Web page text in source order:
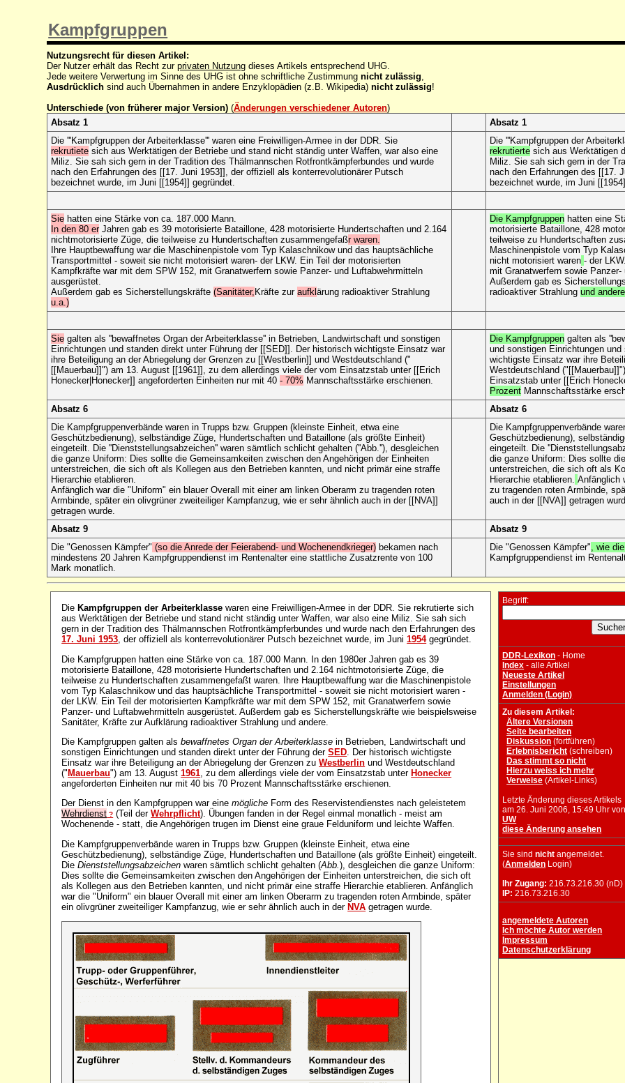
Kampfgruppen
Nutzungsrecht für diesen Artikel:
Der Nutzer erhält das Recht zurprivaten Nutzung dieses Artikels entsprechend UHG.
Jede weitere Verwertung im Sinne des UHG ist ohne schriftliche Zustimmungnicht zulässig
Ausdrücklich sind auch Übernahmen in andere Enzyklopädien (z.B. Wikipedia)nicht zulässig!
Unterschiede (von früherer major Version) (Änderungen verschiedener Autoren)
Absatz 1
Absatz 1
Die '''Kampfgruppen der Arbeiterklasse''' waren eine Freiwilligen-Armee in der DDR. Sie
rekrutiete sich aus Werktätigen der Betriebe und stand nicht ständig unter Waffen, war also eine
Miliz. Sie sah sich gern in der Tradition des Thälmannschen Rotfrontkämpferbundes und wurde
nach den Erfahrungen des [[17. Juni 1953]], der offiziell als konterrevolutionärer Putsch
bezeichnet wurde, im Juni [[1954]] gegründet.
Die '''Kampfgruppen der
rekrutierte sich aus Werktätigen
Miliz. Sie sah sich gern in der
nach den Erfahrungen des [[17.
bezeichnet wurde, im Juni
Sie hatten eine Stärke von ca. 187.000 Mann.
In den 80 erJahren gab es 39 motorisierte Bataillone, 428 motorisierte Hundertschaften und 2.164
nichtmotorisierte Züge, die teilweise zu Hundertschaften zusammengefaßr waren.
Ihre Hauptbewaffung war die Maschinenpistole vom Typ Kalaschnikow und das hauptsächliche
Transportmittel - soweit sie nicht motorisiert waren- der LKW. Ein Teil der motorisierten
Kampfkräfte war mit dem SPW 152, mit Granatwerfern sowie Panzer- und Luftabwehrmitteln
ausgerüstet.
Außerdem gab es Sicherstellungskräfte(Sanitäter, Kräfte zuraufklärung radioaktiver Strahlung
u.a.)
Die Kampfgruppen hatten eine
motorisierte Bataillone, 428
teilweise zu Hundertschaften
Maschinenpistole vom Typ
nicht motorisiert waren - der
mit Granatwerfern sowie
Außerdem gab es
radioaktiver Strahlungund
Sie galten als ''bewaffnetes Organ der Arbeiterklasse'' in Betrieben, Landwirtschaft und sonstigen
Einrichtungen und standen direkt unter Führung der [[SED]]. Der historisch wichtigste Einsatz war
ihre Beteiligung an der Abriegelung der Grenzen zu [[Westberlin]] und Westdeutschland ("
[[Mauerbau]]") am 13. August [[1961]], zu dem allerdings viele der vom Einsatzstab unter [[Erich
Honecker|Honecker]] angeforderten Einheiten nur mit 40- 70% Mannschaftsstärke erschienen.
Die Kampfgruppen galten als
und sonstigen Einrichtungen
wichtigste Einsatz war ihre
Westdeutschland
Einsatzstab unter [[Erich
Prozent Mannschaftsstärke
Absatz 6
Absatz 6
Die Kampfgruppenverbände waren in Trupps bzw. Gruppen (kleinste Einheit, etwa eine
Geschützbedienung), selbständige Züge, Hundertschaften und Bataillone (als größte Einheit)
eingeteilt. Die ''Dienststellungsabzeichen'' waren sämtlich schlicht gehalten (''Abb.''), desgleichen
die ganze Uniform: Dies sollte die Gemeinsamkeiten zwischen den Angehörigen der Einheiten
unterstreichen, die sich oft als Kollegen aus den Betrieben kannten, und nicht primär eine straffe
Hierarchie etablieren.
Anfänglich war die "Uniform" ein blauer Overall mit einer am linken Oberarm zu tragenden roten
Armbinde, später ein olivgrüner zweiteiliger Kampfanzug, wie er sehr ähnlich auch in der [[NVA]]
getragen wurde.
Die Kampfgruppenverbände
Geschützbedienung),
eingeteilt. Die
die ganze Uniform: Dies sollte
unterstreichen, die sich oft als
Hierarchie etablieren. Anfänglich
zu tragenden roten Armbinde,
auch in der [[NVA]] getragen
Absatz 9
Absatz 9
Die "Genossen Kämpfer" (so die Anrede der Feierabend- und Wochenendkrieger) bekamen nach
mindestens 20 Jahren Kampfgruppendienst im Rentenalter eine stattliche Zusatzrente von 100
Mark monatlich.
Die "Genossen Kämpfer" , wie
Kampfgruppendienst im
Die Kampfgruppen der Arbeiterklasse waren eine Freiwilligen-Armee in der DDR. Sie rekrutierte sich
aus Werktätigen der Betriebe und stand nicht ständig unter Waffen, war also eine Miliz. Sie sah sich
gern in der Tradition des Thälmannschen Rotfrontkämpferbundes und wurde nach den Erfahrungen des
17. Juni 1953, der offiziell als konterrevolutionärer Putsch bezeichnet wurde, im Juni1954gegründet.
Die Kampfgruppen hatten eine Stärke von ca. 187.000 Mann. In den 1980er Jahren gab es 39
motorisierte Bataillone, 428 motorisierte Hundertschaften und 2.164 nichtmotorisierte Züge, die
teilweise zu Hundertschaften zusammengefaßt waren. Ihre Hauptbewaffung war die Maschinenpistole
vom Typ Kalaschnikow und das hauptsächliche Transportmittel - soweit sie nicht motorisiert waren -
der LKW. Ein Teil der motorisierten Kampfkräfte war mit dem SPW 152, mit Granatwerfern sowie
Panzer- und Luftabwehrmitteln ausgerüstet. Außerdem gab es Sicherstellungskräfte wie beispielsweise
Sanitäter, Kräfte zur Aufklärung radioaktiver Strahlung und andere.
Die Kampfgruppen galten alsbewaffnetes Organ der Arbeiterklasse in Betrieben, Landwirtschaft und
sonstigen Einrichtungen und standen direkt unter der Führung derSED . Der historisch wichtigste
Einsatz war ihre Beteiligung an der Abriegelung der Grenzen zuWestberlin und Westdeutschland
(" Mauerbau") am 13. August1961 , zu dem allerdings viele der vom Einsatzstab unter Honecker
angeforderten Einheiten nur mit 40 bis 70 Prozent Mannschaftsstärke erschienen.
Der Dienst in den Kampfgruppen war einemögliche Form des Reservistendienstes nach geleistetem
Wehrdienst ? (Teil derWehrpflicht). Übungen fanden in der Regel einmal monatlich - meist am
Wochenende - statt, die Angehörigen trugen im Dienst eine graue Felduniform und leichte Waffen.
Die Kampfgruppenverbände waren in Trupps bzw. Gruppen (kleinste Einheit, etwa eine
Geschützbedienung), selbständige Züge, Hundertschaften und Bataillone (als größte Einheit) eingeteilt.
DieDienststellungsabzeichen waren sämtlich schlicht gehalten (Abb.), desgleichen die ganze Uniform:
Dies sollte die Gemeinsamkeiten zwischen den Angehörigen der Einheiten unterstreichen, die sich oft
als Kollegen aus den Betrieben kannten, und nicht primär eine straffe Hierarchie etablieren. Anfänglich
war die "Uniform" ein blauer Overall mit einer am linken Oberarm zu tragenden roten Armbinde, später
ein olivgrüner zweiteiliger Kampfanzug, wie er sehr ähnlich auch in derNVA getragen wurde.
Begriff:
DDR-Lexikon - Home
Index - alle Artikel
Neueste Artikel
Einstellungen
Anmelden (Login)
Zu diesem Artikel:
Ältere Versionen
Seite bearbeiten
Diskussion (fortführen)
Erlebnisbericht (schreiben)
Das stimmt so nicht
Hierzu weiss ich mehr
Verweise (Artikel-Links)
Letzte Änderung dieses Artikels
am 26. Juni 2006, 15:49 Uhr
UW
diese Änderung ansehen
Sie sindnicht angemeldet.
(Anmelden Login)
Ihr Zugang: 216.73.216.30 (nD)
IP: 216.73.216.30
angemeldete Autoren
Ich möchte Autor werden
Impressum
Datenschutzerklärung